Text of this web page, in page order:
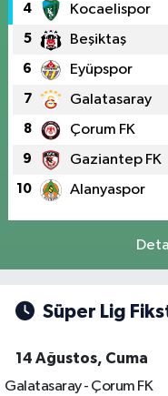
4 Kocaelispor
5 Beşiktaş
6 Eyüpspor
7 Galatasaray
8 Çorum FK
9 Gaziantep FK
10 Alanyaspor
Süper Lig
14 Ağustos, Cuma
Galatasaray - Çorum FK